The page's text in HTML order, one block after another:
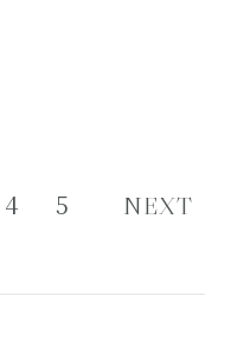
4 5 NEXT